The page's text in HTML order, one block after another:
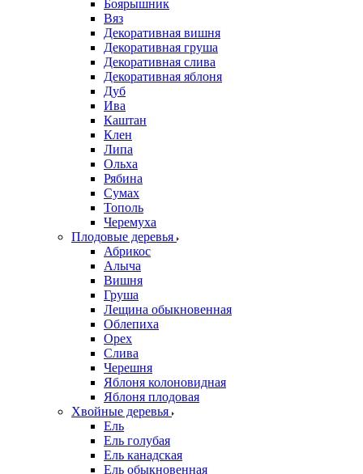
Боярышник
Вяз
Декоративная вишня
Декоративная груша
Декоративная слива
Декоративная яблоня
Дуб
Ива
Каштан
Клен
Липа
Ольха
Рябина
Сумах
Тополь
Черемуха
Плодовые деревья
Абрикос
Алыча
Вишня
Груша
Лещина обыкновенная
Облепиха
Орех
Слива
Черешня
Яблоня колоновидная
Яблоня плодовая
Хвойные деревья
Ель
Ель голубая
Ель канадская
Ель обыкновенная